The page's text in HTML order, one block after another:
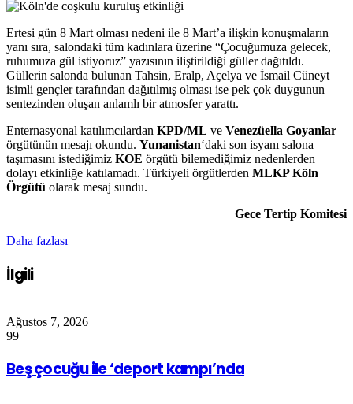
Ertesi gün 8 Mart olması nedeni ile 8 Mart’a ilişkin konuşmaların
yanı sıra, salondaki tüm kadınlara üzerine “Çocuğumuza gelecek,
ruhumuza gül istiyoruz” yazısının iliştirildiği güller dağıtıldı.
Güllerin salonda bulunan Tahsin, Eralp, Açelya ve İsmail Cüneyt
isimli gençler tarafından dağıtılmış olması ise pek çok duygunun
sentezinden oluşan anlamlı bir atmosfer yarattı.
Enternasyonal katılımcılardan KPD/ML ve Venezüella Goyanlar
örgütünün mesajı okundu. Yunanistan‘daki son isyanı salona
taşımasını istediğimiz KOE örgütü bilemediğimiz nedenlerden
dolayı etkinliğe katılamadı. Türkiyeli örgütlerden MLKP Köln
Örgütü olarak mesaj sundu.
Gece Tertip Komitesi
Daha fazlası
İlgili
Ağustos 7, 2026
99
Beş çocuğu ile ‘deport kampı’nda